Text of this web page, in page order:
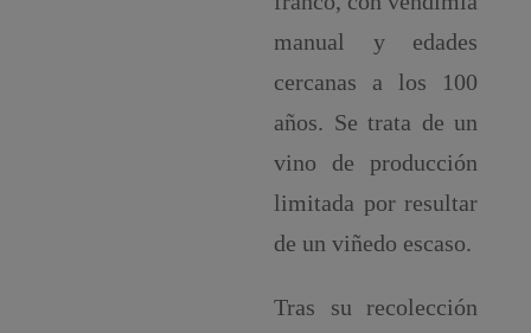
manual y edades
cercanas a los 100
años. Se trata de un
vino de producción
limitada por resultar
de un viñedo escaso.
Tras su recolección